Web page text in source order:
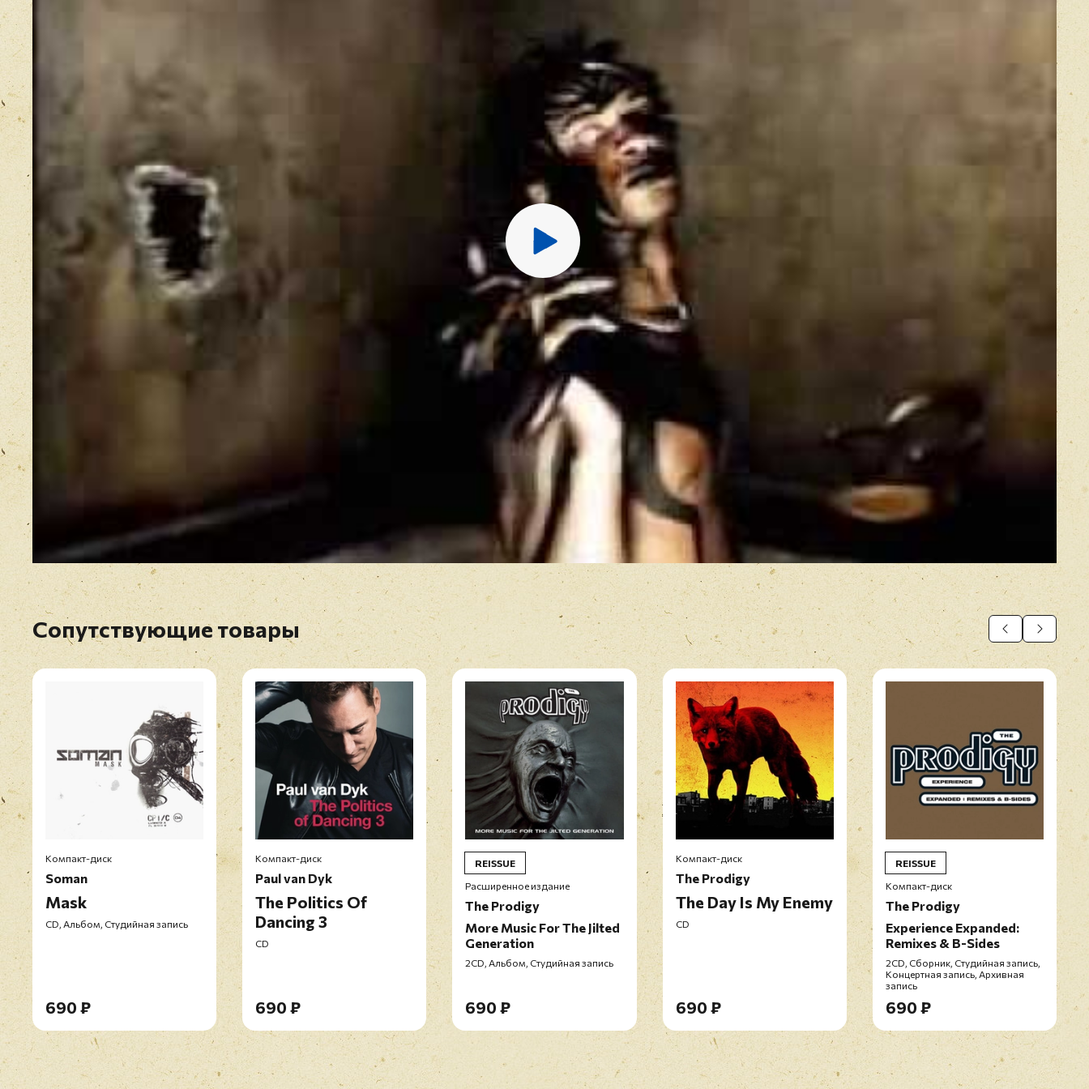
Сопутствующие товары
Компакт-диск
Soman
Mask
CD, Альбом, Студийная запись
690 ₽
Компакт-диск
Paul van Dyk
The Politics Of
Dancing 3
CD
690 ₽
REISSUE
Расширенное издание
The Prodigy
More Music For The Jilted
Generation
2CD, Альбом, Студийная запись
690 ₽
Компакт-диск
The Prodigy
The Day Is My Enemy
CD
690 ₽
REISSUE
Компакт-диск
The Prodigy
Experience Expanded:
Remixes & B-Sides
2CD, Сборник, Студийная запись,
Концертная запись, Архивная
запись
690 ₽